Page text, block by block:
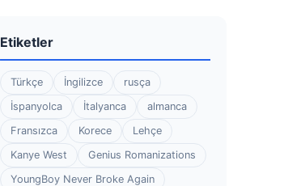
Etiketler
Türkçe İngilizce
rusça
İspanyolca
İtalyanca
almanca
Fransızca
Korece
Lehçe
Kanye West
Genius Romanizations
YoungBoy Never Broke Again